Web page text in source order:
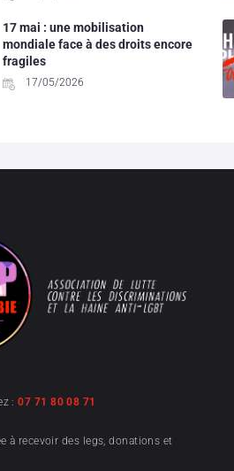
17 mai : une mobilisation
mondiale face à des droits encore
fragiles
17/05/2026
:07 71 80 08 71
à recevoir des legs, donations et